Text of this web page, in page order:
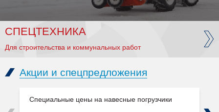
СПЕЦТЕХНИКА
Для строительства и коммунальных работ
Акции и спецпредложения
Специальные цены на навесные погрузчики